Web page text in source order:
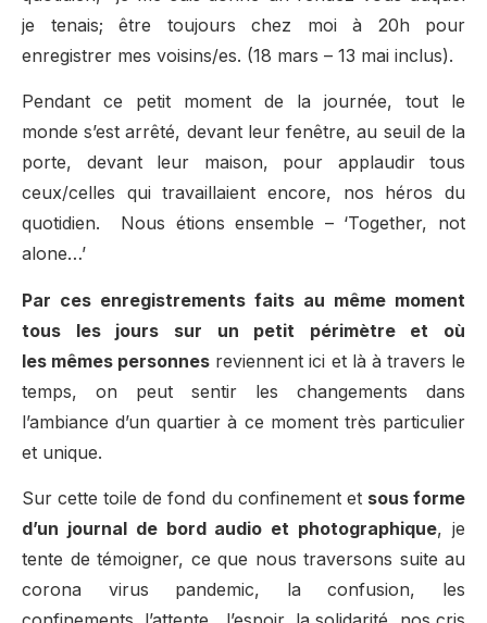
je tenais; être toujours chez moi à 20h pour
enregistrer mes voisins/es. (18 mars – 13 mai inclus).
Pendant ce petit moment de la journée, tout le
monde s’est arrêté, devant leur fenêtre, au seuil de la
porte, devant leur maison, pour applaudir tous
ceux/celles qui travaillaient encore, nos héros du
quotidien. Nous étions ensemble – ‘Together, not
alone…’
Par ces enregistrements faits au même moment
tous les jours sur un petit périmètre et où
les mêmes personnes reviennent ici et là à travers le
temps, on peut sentir les changements dans
l’ambiance d’un quartier à ce moment très particulier
et unique.
Sur cette toile de fond du confinement et sous forme
d’un journal de bord audio et photographique, je
tente de témoigner, ce que nous traversons suite au
corona virus pandemic, la confusion, les